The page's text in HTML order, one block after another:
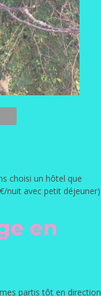
choisi un hôtel que
nuit avec petit déjeuner)
en
partis tôt en direction